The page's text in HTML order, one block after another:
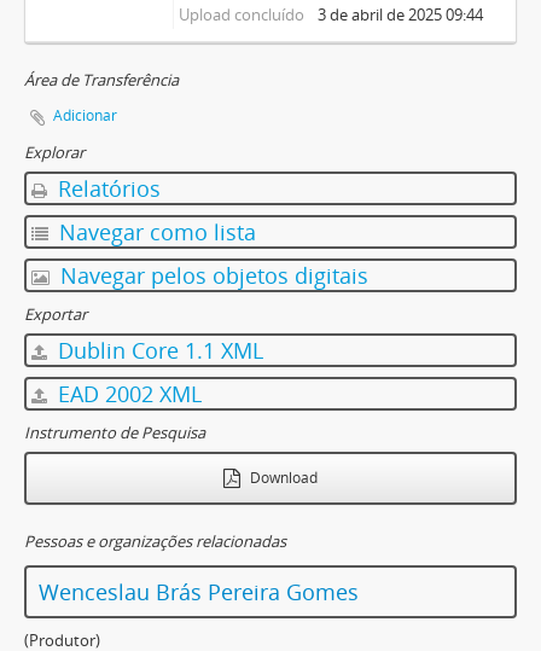
Upload concluído
3 de abril de 2025 09:44
Área de Transferência
Adicionar
Explorar
Relatórios
Navegar como lista
Navegar pelos objetos digitais
Exportar
Dublin Core 1.1 XML
EAD 2002 XML
Instrumento de Pesquisa
Download
Pessoas e organizações relacionadas
Wenceslau Brás Pereira Gomes
(Produtor)